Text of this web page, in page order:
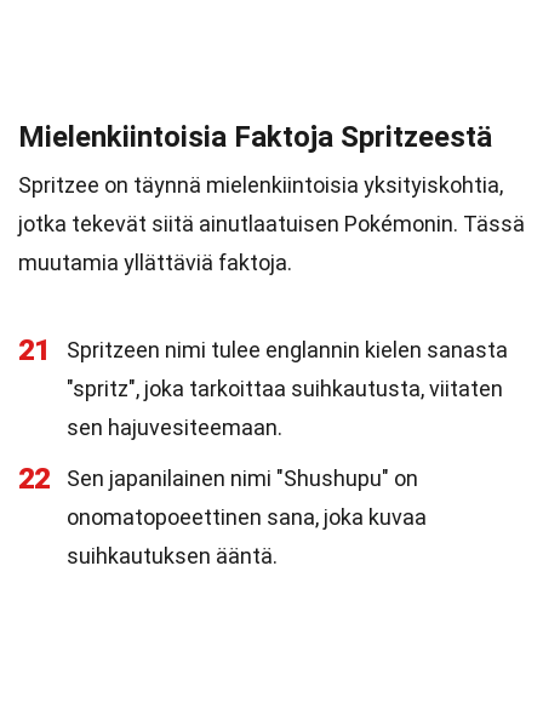
Mielenkiintoisia Faktoja Spritzeestä
Spritzee on täynnä mielenkiintoisia yksityiskohtia,
jotka tekevät siitä ainutlaatuisen Pokémonin. Tässä
muutamia yllättäviä faktoja.
21
Spritzeen nimi tulee englannin kielen sanasta
"spritz", joka tarkoittaa suihkautusta, viitaten
sen hajuvesiteemaan.
22
Sen japanilainen nimi "Shushupu" on
onomatopoeettinen sana, joka kuvaa
suihkautuksen ääntä.